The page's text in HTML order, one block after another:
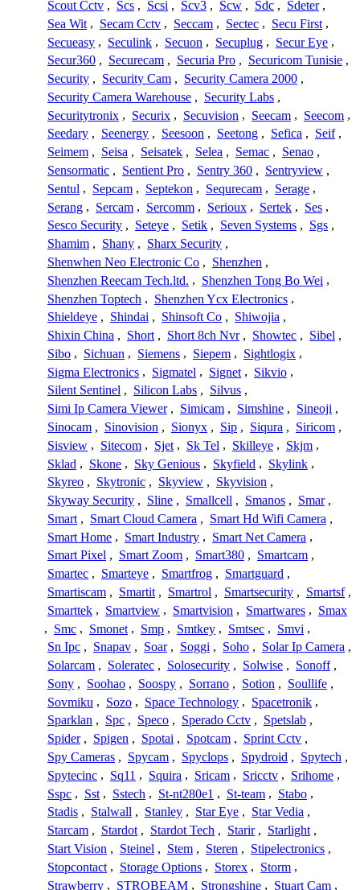
Scout Cctv , Scs , Scsi , Scv3 , Scw , Sdc , Sdeter ,
Sea Wit , Secam Cctv , Seccam , Sectec , Secu First ,
Secueasy , Seculink , Secuon , Secuplug , Secur Eye ,
Secur360 , Securecam , Securia Pro , Securicom Tunisie ,
Security , Security Cam , Security Camera 2000 ,
Security Camera Warehouse , Security Labs ,
Securitytronix , Securix , Secuvision , Seecam , Seecom ,
Seedary , Seenergy , Seesoon , Seetong , Sefica , Seif ,
Seimem , Seisa , Seisatek , Selea , Semac , Senao ,
Sensormatic , Sentient Pro , Sentry 360 , Sentryview ,
Sentul , Sepcam , Septekon , Sequrecam , Serage ,
Serang , Sercam , Sercomm , Serioux , Sertek , Ses ,
Sesco Security , Seteye , Setik , Seven Systems , Sgs ,
Shamim , Shany , Sharx Security ,
Shenwhen Neo Electronic Co , Shenzhen ,
Shenzhen Reecam Tech.ltd. , Shenzhen Tong Bo Wei ,
Shenzhen Toptech , Shenzhen Ycx Electronics ,
Shieldeye , Shindai , Shinsoft Co , Shiwojia ,
Shixin China , Short , Short 8ch Nvr , Showtec , Sibel ,
Sibo , Sichuan , Siemens , Siepem , Sightlogix ,
Sigma Electronics , Sigmatel , Signet , Sikvio ,
Silent Sentinel , Silicon Labs , Silvus ,
Simi Ip Camera Viewer , Simicam , Simshine , Sineoji ,
Sinocam , Sinovision , Sionyx , Sip , Siqura , Siricom ,
Sisview , Sitecom , Sjet , Sk Tel , Skilleye , Skjm ,
Sklad , Skone , Sky Genious , Skyfield , Skylink ,
Skyreo , Skytronic , Skyview , Skyvision ,
Skyway Security , Sline , Smallcell , Smanos , Smar ,
Smart , Smart Cloud Camera , Smart Hd Wifi Camera ,
Smart Home , Smart Industry , Smart Net Camera ,
Smart Pixel , Smart Zoom , Smart380 , Smartcam ,
Smartec , Smarteye , Smartfrog , Smartguard ,
Smartiscam , Smartit , Smartrol , Smartsecurity , Smartsf ,
Smarttek , Smartview , Smartvision , Smartwares , Smax
, Smc , Smonet , Smp , Smtkey , Smtsec , Smvi ,
Sn Ipc , Snapav , Soar , Soggi , Soho , Solar Ip Camera ,
Solarcam , Soleratec , Solosecurity , Solwise , Sonoff ,
Sony , Soohao , Soospy , Sorrano , Sotion , Soullife ,
Sovmiku , Sozo , Space Technology , Spacetronik ,
Sparklan , Spc , Speco , Sperado Cctv , Spetslab ,
Spider , Spigen , Spotai , Spotcam , Sprint Cctv ,
Spy Cameras , Spycam , Spyclops , Spydroid , Spytech ,
Spytecinc , Sq11 , Squira , Sricam , Sricctv , Srihome ,
Sspc , Sst , Sstech , St-nt280e1 , St-team , Stabo ,
Stadis , Stalwall , Stanley , Star Eye , Star Vedia ,
Starcam , Stardot , Stardot Tech , Starir , Starlight ,
Start Vision , Steinel , Stem , Steren , Stipelectronics ,
Stopcontact , Storage Options , Storex , Storm ,
Strawberry , STROBEAM , Strongshine , Stuart Cam ,